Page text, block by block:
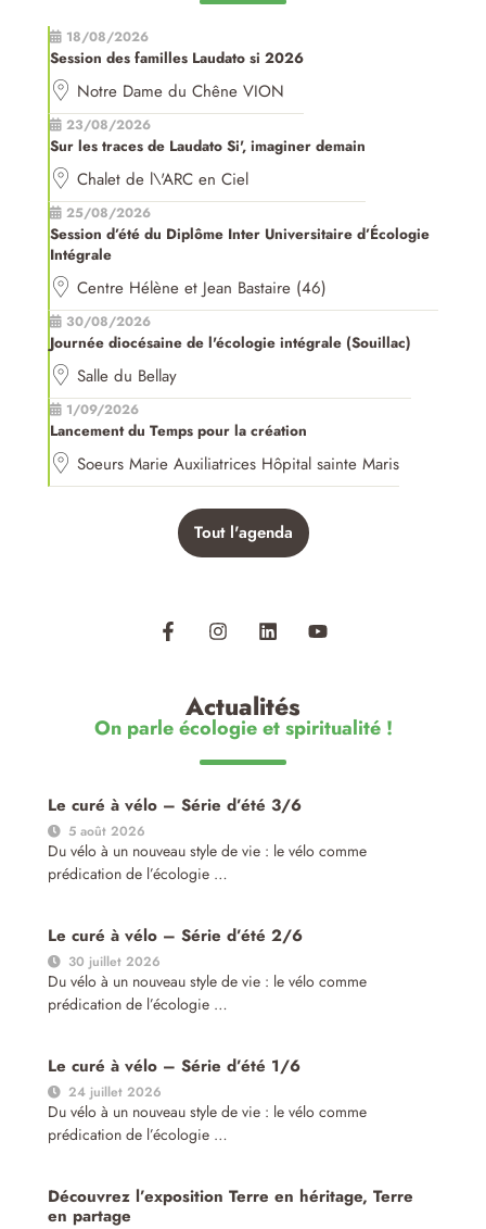
18/08/2026
Session des familles Laudato si 2026
Notre Dame du Chêne VION
23/08/2026
Sur les traces de Laudato Si', imaginer demain
Chalet de l\'ARC en Ciel
25/08/2026
Session d’été du Diplôme Inter Universitaire d’Écologie
Intégrale
Centre Hélène et Jean Bastaire (46)
30/08/2026
Journée diocésaine de l'écologie intégrale (Souillac)
Salle du Bellay
1/09/2026
Lancement du Temps pour la création
Soeurs Marie Auxiliatrices Hôpital sainte Maris
Tout l'agenda
Actualités
On parle écologie et spiritualité !
Le curé à vélo – Série d’été 3/6
5 août 2026
Du vélo à un nouveau style de vie : le vélo comme
prédication de l’écologie …
Le curé à vélo – Série d’été 2/6
30 juillet 2026
Du vélo à un nouveau style de vie : le vélo comme
prédication de l’écologie …
Le curé à vélo – Série d’été 1/6
24 juillet 2026
Du vélo à un nouveau style de vie : le vélo comme
prédication de l’écologie …
Découvrez l’exposition Terre en héritage, Terre
en partage